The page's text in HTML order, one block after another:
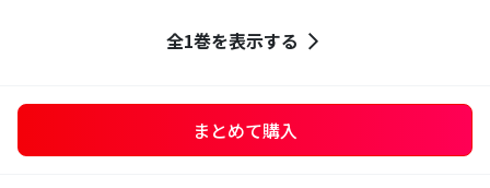
全1巻を表示する
まとめて購入